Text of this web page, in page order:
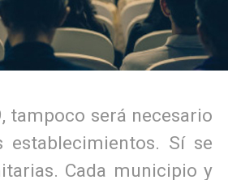
tampoco será necesario
Sí se
Cada municipio y